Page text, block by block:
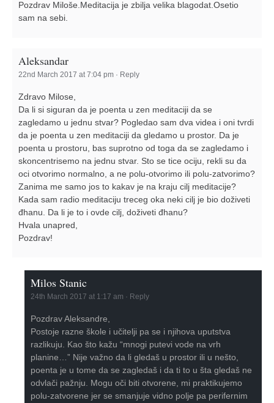
Pozdrav Miloše.Meditacija je zbilja velika blagodat.Osetio
sam na sebi.
Aleksandar
22nd March 2017 at 7:04 pm · Reply
Zdravo Milose,
Da li si siguran da je poenta u zen meditaciji da se
zagledamo u jednu stvar? Pogledao sam dva videa i oni tvrdi
da je poenta u zen meditaciji da gledamo u prostor. Da je
poenta u prostoru, bas suprotno od toga da se zagledamo i
skoncentrisemo na jednu stvar. Sto se tice ociju, rekli su da
oci otvorimo normalno, a ne polu-otvorimo ili polu-zatvorimo?
Zanima me samo jos to kakav je na kraju cilj meditacije?
Kada sam radio meditaciju treceg oka neki cilj je bio doživeti
đhanu. Da li je to i ovde cilj, doživeti đhanu?
Hvala unapred,
Pozdrav!
Milos Stanic
24th March 2017 at 1:17 am · Reply
Pozdrav Aleksandre,
Postoje razne škole i učitelji pa se i njihova uputstva
razlikuju. Kao što kažu “mnogi putevi vode na vrh
planine…” Nije važno da li gledaš u prostor ili u nešto,
poenta je u tome da se zagledaš i da ti to u šta gledaš ne
odvlači pažnju. Mogu oči biti otvorene, mi praktikujemo
polu-zatvorene jer se smanjuje vidno polje pa perifernim